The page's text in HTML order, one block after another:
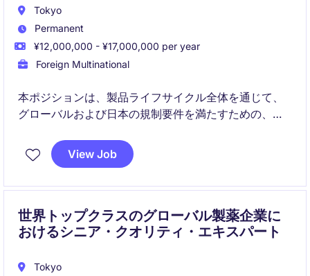
Tokyo
Permanent
¥12,000,000 - ¥17,000,000 per year
Foreign Multinational
本ポジションは、製品ライフサイクル全体を通じて、
グローバルおよび日本の規制要件を満たすための、国
括します。グローバル品質部門、製造部門、ならびに
外部パートナーと緊密に連携し、製品上市、技術移
View Job
世界トップクラスのグローバル製薬企業に
おけるシニア・クオリティ・エキスパート
Tokyo